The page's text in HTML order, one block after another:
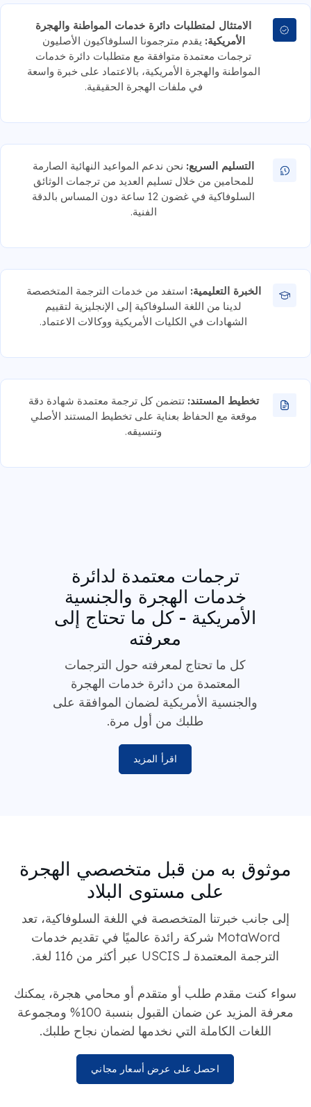
الامتثال لمتطلبات دائرة خدمات المواطنة والهجرة
الأمريكية: يقدم مترجمونا السلوفاكيون الأصليون
ترجمات معتمدة متوافقة مع متطلبات دائرة خدمات
المواطنة والهجرة الأمريكية، بالاعتماد على خبرة واسعة
في ملفات الهجرة الحقيقية.
التسليم السريع:نحن ندعم المواعيد النهائية الصارمة
للمحامين من خلال تسليم العديد من ترجمات الوثائق
السلوفاكية في غضون 12 ساعة دون المساس بالدقة
الفنية.
الخبرة التعليمية: استفد من خدمات الترجمة المتخصصة
لدينا من اللغة السلوفاكية إلى الإنجليزية لتقييم
الشهادات في الكليات الأمريكية ووكالات الاعتماد.
تخطيط المستند: تتضمن كل ترجمة معتمدة شهادة دقة
موقعة مع الحفاظ بعناية على تخطيط المستند الأصلي
وتنسيقه.
ترجمات معتمدة لدائرة
خدمات الهجرة والجنسية
الأمريكية - كل ما تحتاج إلى
معرفته
كل ما تحتاج لمعرفته حول الترجمات
المعتمدة من دائرة خدمات الهجرة
والجنسية الأمريكية لضمان الموافقة على
طلبك من أول مرة.
اقرأ المزيد
موثوق به من قبل متخصصي الهجرة
على مستوى البلاد
إلى جانب خبرتنا المتخصصة في اللغة السلوفاكية، تعد
MotaWord شركة رائدة عالميًا في تقديم خدمات
الترجمة المعتمدة لـ USCIS عبر أكثر من 116 لغة.
سواء كنت مقدم طلب أو متقدم أو محامي هجرة، يمكنك
معرفة المزيد عن ضمان القبول بنسبة 100% ومجموعة
اللغات الكاملة التي نخدمها لضمان نجاح طلبك.
احصل على عرض أسعار مجاني